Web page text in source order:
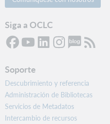
Siga a OCLC
Soporte
Descubrimiento y referencia
Administración de Bibliotecas
Servicios de Metadatos
Intercambio de recursos